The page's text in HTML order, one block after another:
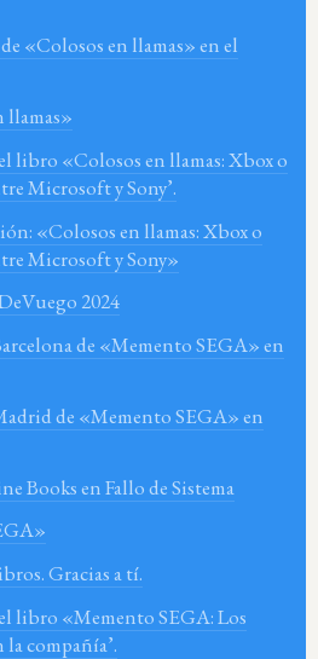
«Colosos en llamas» en el
llamas»
libro «Colosos en llamas: Xbox o
Microsoft y Sony’.
«Colosos en llamas: Xbox o
Microsoft y Sony»
2024
de «Memento SEGA» en
de «Memento SEGA» en
Books en Fallo de Sistema
Gracias a tí.
libro «Memento SEGA: Los
compañía’.